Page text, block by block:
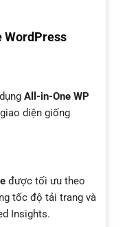
WordPress
All-in-One WP
diện giống
được tối ưu theo
tốc độ tải trang và
Insights.